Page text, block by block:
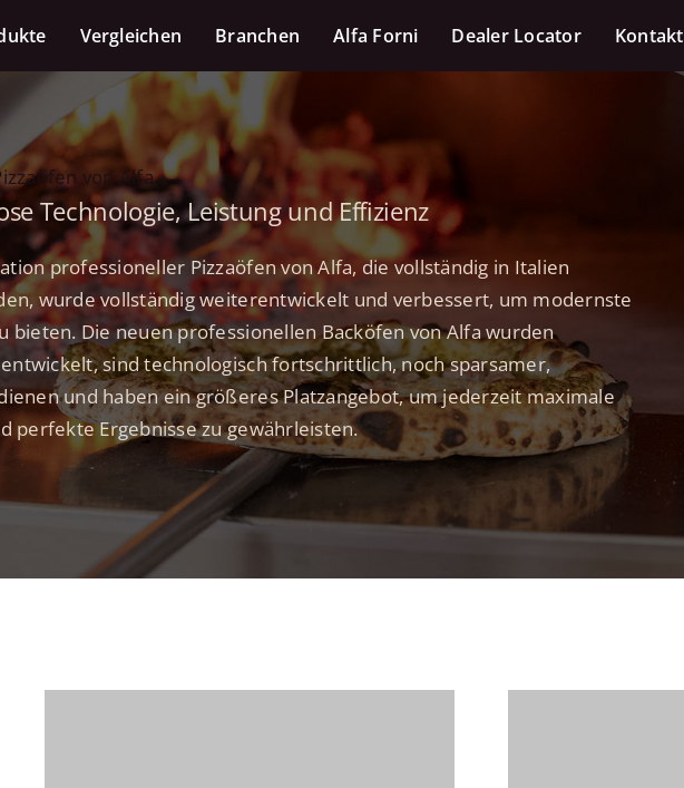
Vergleichen Branchen Alfa Forni Dealer Locator Kontakt
von Alfa
Technologie, Leistung und Effizienz
professioneller Pizzaöfen von Alfa, die vollständig in Italien
wurde vollständig weiterentwickelt und verbessert, um modernste
bieten. Die neuen professionellen Backöfen von Alfa wurden
sind technologisch fortschrittlich, noch sparsamer,
und haben ein größeres Platzangebot, um jederzeit maximale
perfekte Ergebnisse zu gewährleisten.